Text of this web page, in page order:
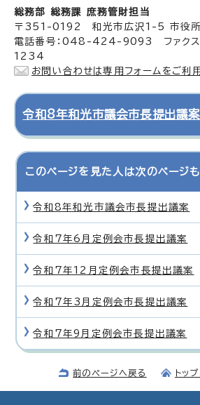
総務部 総務課 庶務管財担当
〒351-0192 和光市広沢1-5 市役
電話番号：048-424-9093 ファク
1234
お問い合わせは専用フォームをご利
令和8年和光市議会市長提出議案
このページを見た人は次のページ
令和8年和光市議会市長提出議案
令和7年6月定例会市長提出議案
令和7年12月定例会市長提出議案
令和7年3月定例会市長提出議案
令和7年9月定例会市長提出議案
前のページへ戻る トッ